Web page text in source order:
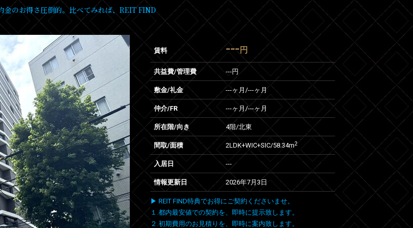
金のお得さ圧倒的。比べてみれば、REIT FIND
賃料 --- 円
共益費/管理費 ---円
敷金/礼金 ---ヶ月 /---ヶ月
仲介/FR ---ヶ月 /---ヶ月
所在階/向き 4階/北東
間取/面積 2LDK+WIC+SIC/58.34m2
入居日 ---
情報更新日 2026年7月3日
▶ REIT FIND特典でお得にご契約くださいませ。
１.都内最安値での契約を、即時に提示致します。
２.初期費用のお見積りを、即時に案内致します。